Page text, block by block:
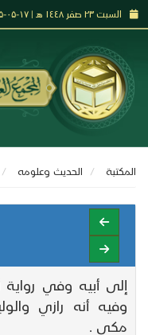
السبت ٢٣ صفر ١٤٤٨ هـ | ۱۷-۰۵-۱۴۰۵ | 08-08-2026
المكتبة الحديث وعلومه
إلى أبيه وفي
وفيه أنه رازي
مكي .